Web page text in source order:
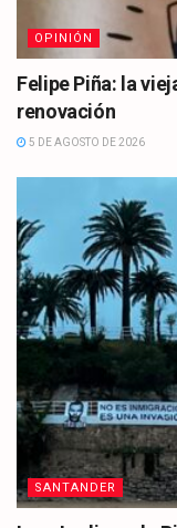
OPINIÓN
Felipe Piña: la
renovación
5 DE AGOSTO DE 2026
SANTANDER